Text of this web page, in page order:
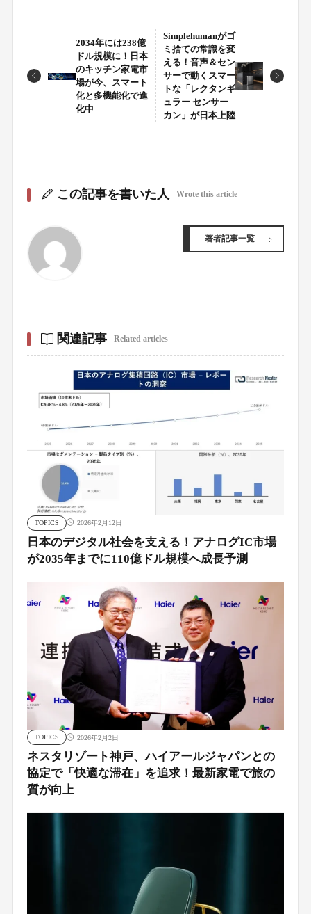
2034年には238億
ドル規模に！日本
のキッチン家電市
場が今、スマート
化と多機能化で進
化中
Simplehumanがゴ
ミ捨ての常識を変
える！音声＆セン
サーで動くスマー
トな「レクタンギ
ュラー センサー
カン」が日本上陸
この記事を書いた人 Wrote this article
著者記事一覧
関連記事 Related articles
TOPICS 2026年2月12日
日本のデジタル社会を支える！アナログIC市場
が2035年までに110億ドル規模へ成長予測
TOPICS 2026年2月2日
ネスタリゾート神戸、ハイアールジャパンとの
協定で「快適な滞在」を追求！最新家電で旅の
質が向上